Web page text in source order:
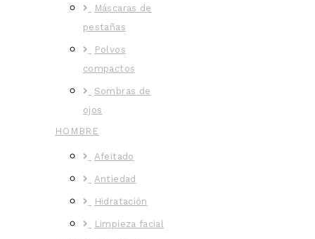
Máscaras de
pestañas
Polvos
compactos
Sombras de
ojos
HOMBRE
Afeitado
Antiedad
Hidratación
Limpieza facial